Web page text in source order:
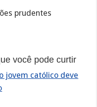
prudentes
você pode curtir
jovem católico deve